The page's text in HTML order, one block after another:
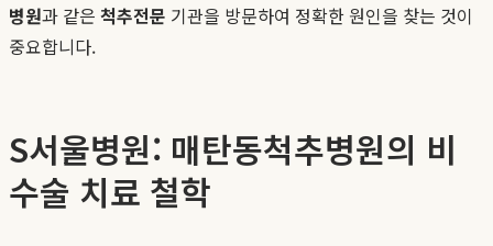
병원과 같은 척추전문 기관을 방문하여 정확한 원인을 찾는 것이
중요합니다.
S서울병원: 매탄동척추병원의 비
수술 치료 철학